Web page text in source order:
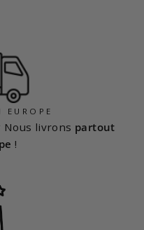
EUROPE
Nous livrons partout
!